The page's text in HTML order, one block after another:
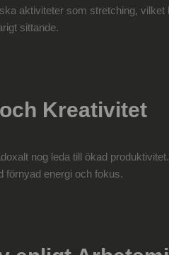
aktiviteter som stretching,
sittande.
Kreativitet
nog leda till ökad
förnyad energi och fokus.